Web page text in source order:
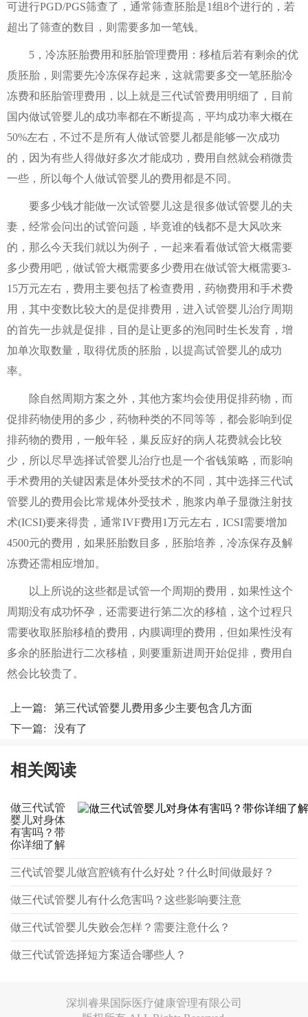
可进行PGD/PGS筛查了，通常筛查胚胎是1组8个进行的，若
超出了筛查的数目，则需要多加一笔钱。
5，冷冻胚胎费用和胚胎管理费用：移植后若有剩余的优
质胚胎，则需要先冷冻保存起来，这就需要多交一笔胚胎冷
冻费和胚胎管理费用，以上就是三代试管费用明细了，目前
国内做试管婴儿的成功率都在不断提高，平均成功率大概在
50%左右，不过不是所有人做试管婴儿都是能够一次成功
的，因为有些人得做好多次才能成功，费用自然就会稍微贵
一些，所以每个人做试管婴儿的费用都是不同。
要多少钱才能做一次试管婴儿这是很多做试管婴儿的夫
妻，经常会问出的试管问题，毕竟谁的钱都不是大风吹来
的，那么今天我们就以为例子，一起来看看做试管大概需要
多少费用吧，做试管大概需要多少费用在做试管大概需要3-
15万元左右，费用主要包括了检查费用，药物费用和手术费
用，其中变数比较大的是促排费用，进入试管婴儿治疗周期
的首先一步就是促排，目的是让更多的泡同时生长发育，增
加单次取数量，取得优质的胚胎，以提高试管婴儿的成功
率。
除自然周期方案之外，其他方案均会使用促排药物，而
促排药物使用的多少，药物种类的不同等等，都会影响到促
排药物的费用，一般年轻，巢反应好的病人花费就会比较
少，所以尽早选择试管婴儿治疗也是一个省钱策略，而影响
手术费用的关键因素是体外受技术的不同，其中选择三代试
管婴儿的费用会比常规体外受技术，胞浆内单子显微注射技
术(ICSI)要来得贵，通常IVF费用1万元左右，ICSI需要增加
4500元的费用，如果胚胎数目多，胚胎培养，冷冻保存及解
冻费还需相应增加。
以上所说的这些都是试管一个周期的费用，如果性这个
周期没有成功怀孕，还需要进行第二次的移植，这个过程只
需要收取胚胎移植的费用，内膜调理的费用，但如果性没有
多余的胚胎进行二次移植，则要重新进周开始促排，费用自
然会比较贵了。
上一篇: 第三代试管婴儿费用多少主要包含几方面
下一篇: 没有了
相关阅读
做三代试管
婴儿对身体
有害吗？带
你详细了解
三代试管婴儿做宫腔镜有什么好处？什么时间做最好？
做三代试管婴儿有什么危害吗？这些影响要注意
做三代试管婴儿失败会怎样？需要注意什么？
做三代试管选择短方案适合哪些人？
深圳睿果国际医疗健康管理有限公司